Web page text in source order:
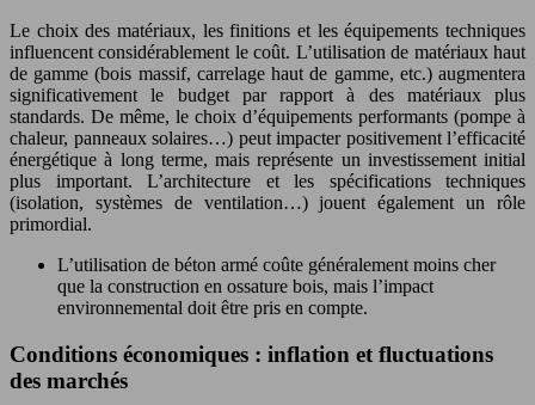
Le choix des matériaux, les finitions et les équipements techniques
influencent considérablement le coût. L’utilisation de matériaux haut
de gamme (bois massif, carrelage haut de gamme, etc.) augmentera
significativement le budget par rapport à des matériaux plus
standards. De même, le choix d’équipements performants (pompe à
chaleur, panneaux solaires…) peut impacter positivement l’efficacité
énergétique à long terme, mais représente un investissement initial
plus important. L’architecture et les spécifications techniques
(isolation, systèmes de ventilation…) jouent également un rôle
primordial.
L’utilisation de béton armé coûte généralement moins cher
que la construction en ossature bois, mais l’impact
environnemental doit être pris en compte.
Conditions économiques : inflation et fluctuations
des marchés